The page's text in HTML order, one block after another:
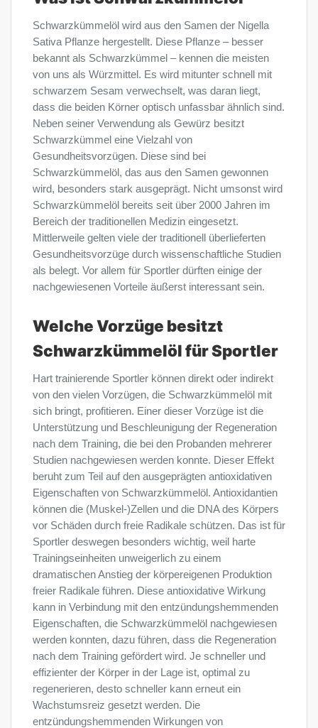
Schwarzkümmelöl wird aus den Samen der Nigella
Sativa Pflanze hergestellt. Diese Pflanze – besser
bekannt als Schwarzkümmel – kennen die meisten
von uns als Würzmittel. Es wird mitunter schnell mit
schwarzem Sesam verwechselt, was daran liegt,
dass die beiden Körner optisch unfassbar ähnlich sind.
Neben seiner Verwendung als Gewürz besitzt
Schwarzkümmel eine Vielzahl von
Gesundheitsvorzügen. Diese sind bei
Schwarzkümmelöl, das aus den Samen gewonnen
wird, besonders stark ausgeprägt. Nicht umsonst wird
Schwarzkümmelöl bereits seit über 2000 Jahren im
Bereich der traditionellen Medizin eingesetzt.
Mittlerweile gelten viele der traditionell überlieferten
Gesundheitsvorzüge durch wissenschaftliche Studien
als belegt. Vor allem für Sportler dürften einige der
nachgewiesenen Vorteile äußerst interessant sein.
Welche Vorzüge besitzt
Schwarzkümmelöl für Sportler
Hart trainierende Sportler können direkt oder indirekt
von den vielen Vorzügen, die Schwarzkümmelöl mit
sich bringt, profitieren. Einer dieser Vorzüge ist die
Unterstützung und Beschleunigung der Regeneration
nach dem Training, die bei den Probanden mehrerer
Studien nachgewiesen werden konnte. Dieser Effekt
beruht zum Teil auf den ausgeprägten antioxidativen
Eigenschaften von Schwarzkümmelöl. Antioxidantien
können die (Muskel-)Zellen und die DNA des Körpers
vor Schäden durch freie Radikale schützen. Das ist für
Sportler deswegen besonders wichtig, weil harte
Trainingseinheiten unweigerlich zu einem
dramatischen Anstieg der körpereigenen Produktion
freier Radikale führen. Diese antioxidative Wirkung
kann in Verbindung mit den entzündungshemmenden
Eigenschaften, die Schwarzkümmelöl nachgewiesen
werden konnten, dazu führen, dass die Regeneration
nach dem Training gefördert wird. Je schneller und
effizienter der Körper in der Lage ist, optimal zu
regenerieren, desto schneller kann erneut ein
Wachstumsreiz gesetzt werden. Die
entzündungshemmenden Wirkungen von